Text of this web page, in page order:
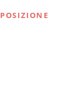
POSIZIONE